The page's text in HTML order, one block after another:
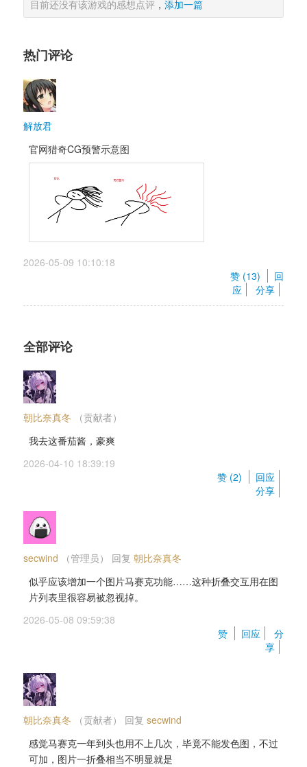
目前还没有该游戏的感想点评 ， 添加一篇
热门评论
解放君
官网猎奇CG预警示意图
2026-05-09 10:10:18
赞 (13)
回
应
分享
全部评论
朝比奈真冬
（贡献者）
我去这番茄酱，豪爽
2026-04-10 18:39:19
赞 (2)
回应
分享
secwind （管理员） 回复 朝比奈真冬
似乎应该增加一个图片马赛克功能……这种折叠交互用在图
片列表里很容易被忽视掉。
2026-05-08 09:59:38
赞
回应
分
享
朝比奈真冬 （贡献者） 回复 secwind
感觉马赛克一年到头也用不上几次，毕竟不能发色图，不过
可加，图片一折叠相当不明显就是